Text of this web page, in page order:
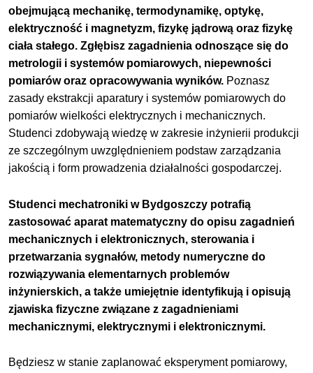
obejmującą mechanikę, termodynamikę, optykę,
elektryczność i magnetyzm, fizykę jądrową oraz fizykę
ciała stałego. Zgłębisz zagadnienia odnoszące się do
metrologii i systemów pomiarowych, niepewności
pomiarów oraz opracowywania wyników. Poznasz
zasady ekstrakcji aparatury i systemów pomiarowych do
pomiarów wielkości elektrycznych i mechanicznych.
Studenci zdobywają wiedzę w zakresie inżynierii produkcji
ze szczególnym uwzględnieniem podstaw zarządzania
jakością i form prowadzenia działalności gospodarczej.
Studenci mechatroniki w Bydgoszczy potrafią
zastosować aparat matematyczny do opisu zagadnień
mechanicznych i elektronicznych, sterowania i
przetwarzania sygnałów, metody numeryczne do
rozwiązywania elementarnych problemów
inżynierskich, a także umiejętnie identyfikują i opisują
zjawiska fizyczne związane z zagadnieniami
mechanicznymi, elektrycznymi i elektronicznymi.
Będziesz w stanie zaplanować eksperyment pomiarowy,